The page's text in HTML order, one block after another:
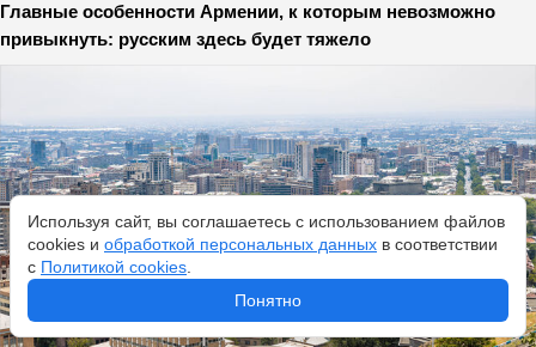
Главные особенности Армении, к которым невозможно
привыкнуть: русским здесь будет тяжело
Используя сайт, вы соглашаетесь с использованием файлов
cookies и обработкой персональных данных в соответствии
с Политикой cookies
Понятно